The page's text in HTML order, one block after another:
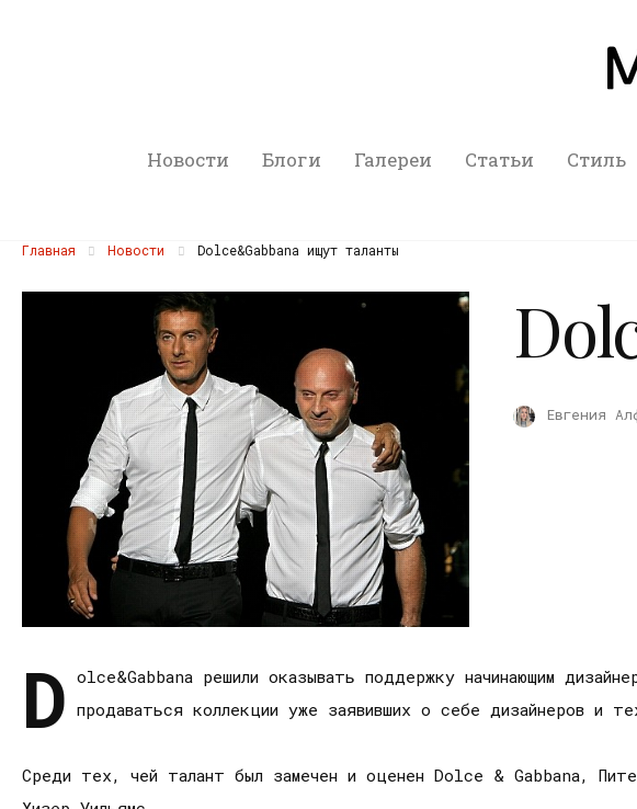
Новости Блоги Галереи Статьи Стиль
Главная Новости Dolce&Gabbana ищут таланты
Евгения
D olce&Gabbana решили оказывать поддержку начинающим
продаваться коллекции уже заявивших о себе дизайнеров и
Среди тех, чей талант был замечен и оценен Dolce & Gabbana,